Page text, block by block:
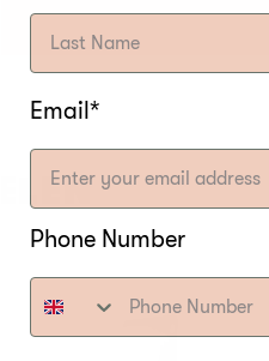
Email*
Phone Number